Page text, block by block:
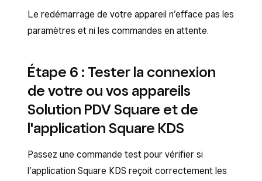
Le redémarrage de votre appareil n’efface pas les
paramètres et ni les commandes en attente.
Étape 6 : Tester la connexion
de votre ou vos appareils
Solution PDV Square et de
l'application Square KDS
Passez une commande test pour vérifier si
l’application Square KDS reçoit correctement les